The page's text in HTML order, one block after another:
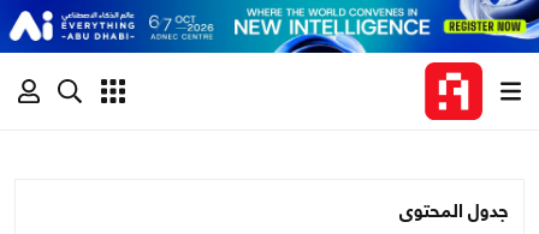
جدول المحتوى